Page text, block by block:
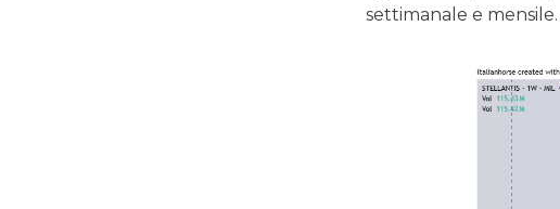
settimanale e mensile.